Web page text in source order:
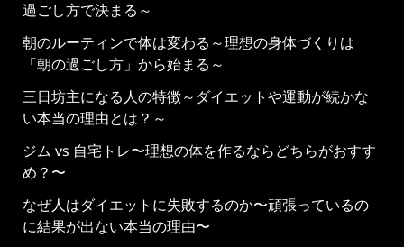
過ごし方で決まる～
朝のルーティンで体は変わる～理想の身体づくりは
「朝の過ごし方」から始まる～
三日坊主になる人の特徴～ダイエットや運動が続かな
い本当の理由とは？～
ジム vs 自宅トレ〜理想の体を作るならどちらがおすす
め？〜
なぜ人はダイエットに失敗するのか〜頑張っているの
に結果が出ない本当の理由〜